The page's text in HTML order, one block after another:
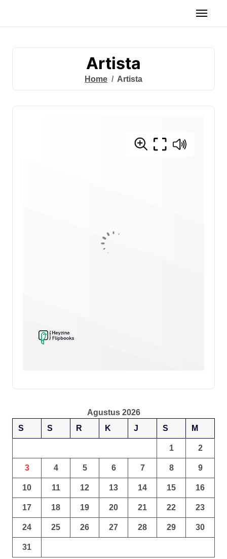
Artista
Home Artista
Agustus 2026
S
S R K J S M
1 2
3 4 5 6 7 8 9
10 11 12 13 14 15 16
17 18 19 20 21 22 23
24 25 26 27 28 29 30
31